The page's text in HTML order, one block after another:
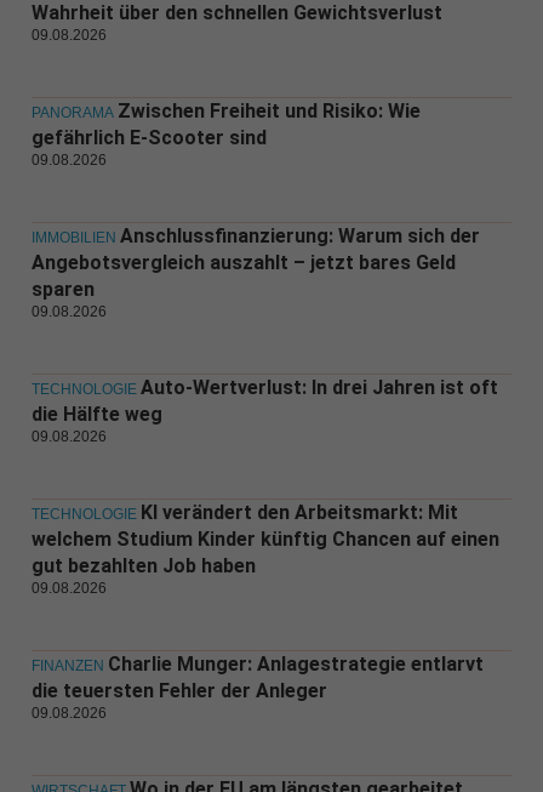
Wahrheit über den schnellen Gewichtsverlust
09.08.2026
PANORAMA Zwischen Freiheit und Risiko: Wie
gefährlich E-Scooter sind
09.08.2026
IMMOBILIEN Anschlussfinanzierung: Warum sich der
Angebotsvergleich auszahlt – jetzt bares Geld
sparen
09.08.2026
TECHNOLOGIE Auto-Wertverlust: In drei Jahren ist oft
die Hälfte weg
09.08.2026
TECHNOLOGIE KI verändert den Arbeitsmarkt: Mit
welchem Studium Kinder künftig Chancen auf einen
gut bezahlten Job haben
09.08.2026
FINANZEN Charlie Munger: Anlagestrategie entlarvt
die teuersten Fehler der Anleger
09.08.2026